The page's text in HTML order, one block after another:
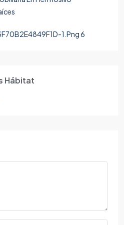
1.Png 6
Hábitat